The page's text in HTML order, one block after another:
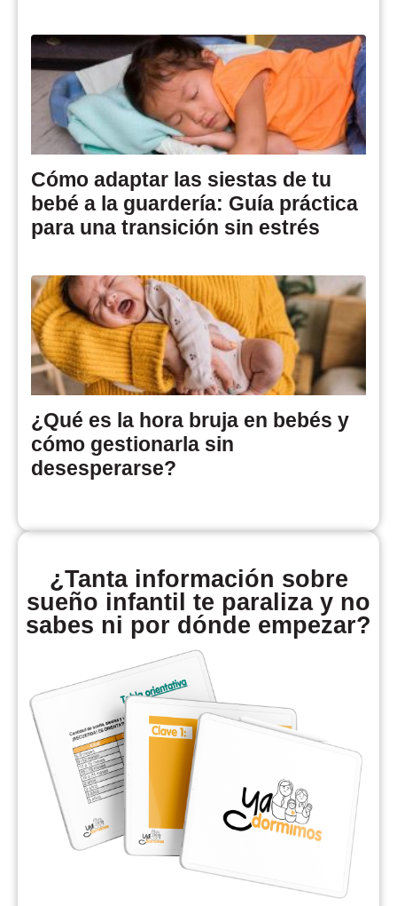
Cómo adaptar las siestas de tu
bebé a la guardería: Guía práctica
para una transición sin estrés
¿Qué es la hora bruja en bebés y
cómo gestionarla sin
desesperarse?
¿Tanta información sobre
sueño infantil te paraliza y no
sabes ni por dónde empezar?